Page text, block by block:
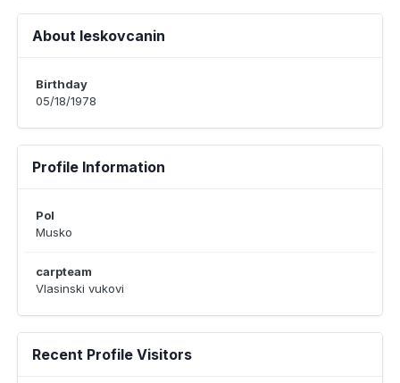
About leskovcanin
Birthday
05/18/1978
Profile Information
Pol
Musko
carpteam
Vlasinski vukovi
Recent Profile Visitors